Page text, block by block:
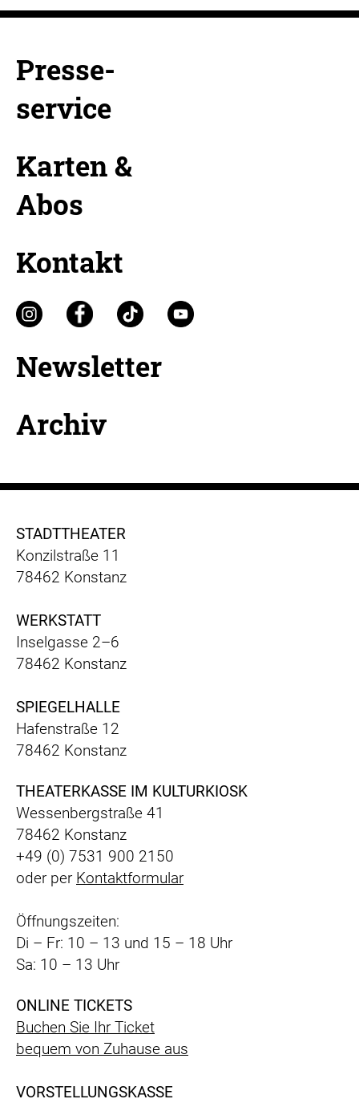
Presse-
service
Karten &
Abos
Kontakt
Newsletter
Archiv
STADTTHEATER
Konzilstraße 11
78462 Konstanz
WERKSTATT
Inselgasse 2–6
78462 Konstanz
SPIEGELHALLE
Hafenstraße 12
78462 Konstanz
THEATERKASSE IM KULTURKIOSK
Wessenbergstraße 41
78462 Konstanz
+49 (0) 7531 900 2150
oder per Kontaktformular
Öffnungszeiten:
Di – Fr: 10 – 13 und 15 – 18 Uhr
Sa: 10 – 13 Uhr
ONLINE TICKETS
Buchen Sie Ihr Ticket
bequem von Zuhause aus
VORSTELLUNGSKASSE